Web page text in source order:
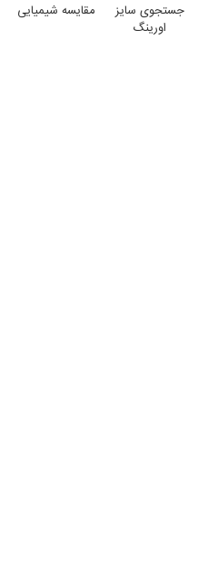
جستجوی سایز
اورینگ
مقایسه شیمیایی